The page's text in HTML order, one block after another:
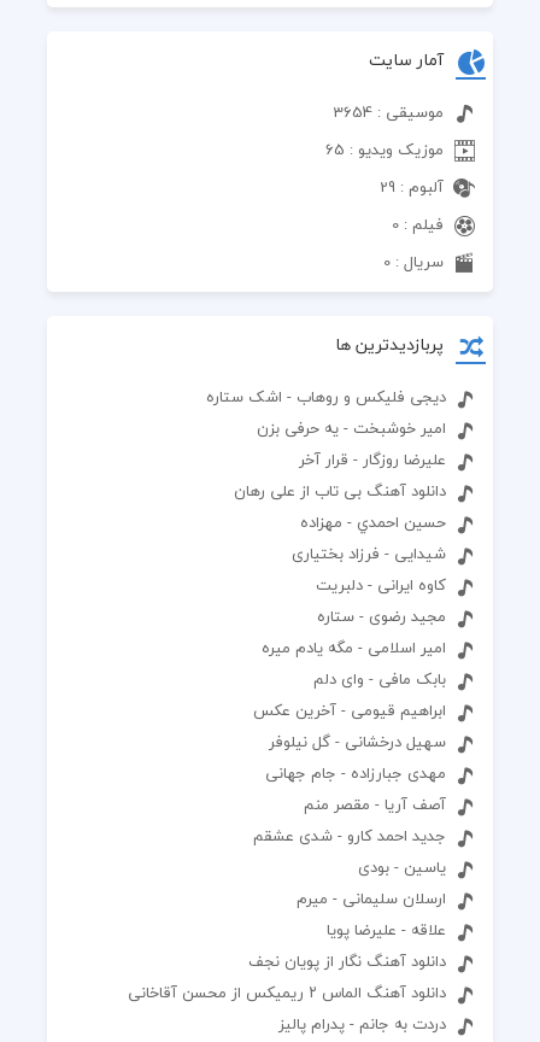
آمار سایت
موسیقی : 3654
موزیک ویدیو : 65
آلبوم : 29
فیلم : 0
سریال : 0
پربازدیدترین ها
دیجی فلیکس و روهاب - اشک ستاره
امیر خوشبخت - یه حرفی بزن
علیرضا روزگار - قرار آخر
دانلود آهنگ بی تاب از علی رهان
حسين احمدي - مهزاده
شیدایی - فرزاد بختیاری
کاوه ایرانی - دلبریت
مجید رضوی - ستاره
امیر اسلامی - مگه یادم میره
بابک مافی - وای دلم
ابراهیم قیومی - آخرین عکس
سهیل درخشانی - گل نیلوفر
مهدی جبارزاده - جام جهانی
آصف آریا - مقصر منم
جدید احمد کارو - شدی عشقم
یاسین - بودی
ارسلان سلیمانی - میرم
علاقه - علیرضا پویا
دانلود آهنگ نگار از پویان نجف
دانلود آهنگ الماس ۲ ریمیکس از محسن آقاخانی
دردت به جانم - پدرام پالیز